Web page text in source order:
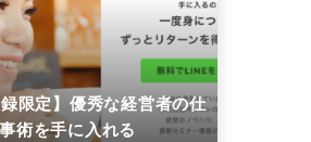
限定】優秀な経営者の仕
事術を手に入れる